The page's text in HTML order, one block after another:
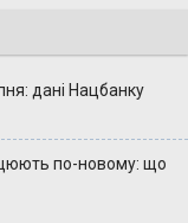
дані Нацбанку
по-новому: що